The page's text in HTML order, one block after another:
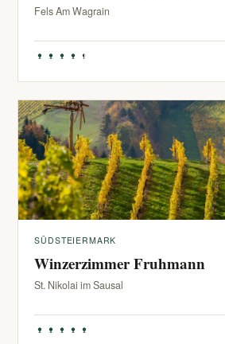
Fels Am Wagrain
SÜDSTEIERMARK
Winzerzimmer Fruhmann
St. Nikolai im Sausal